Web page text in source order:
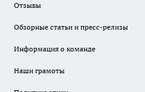
Отзывы
Обзорные статьи и пресс-релизы
Информация о команде
Наши грамоты